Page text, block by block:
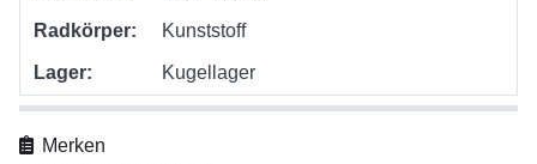
Radkörper: Kunststoff
Lager: Kugellager
Merken